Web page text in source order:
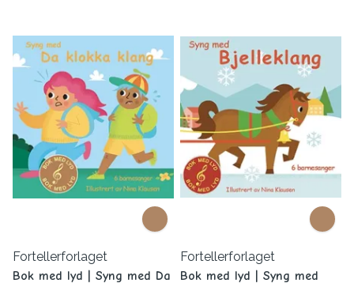
Fortellerforlaget
Bok med lyd | Syng med Da
Fortellerforlaget
Bok med lyd | Syng med